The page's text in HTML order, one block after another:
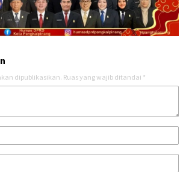
dipublikasikan. Ruas yang wajib ditandai *